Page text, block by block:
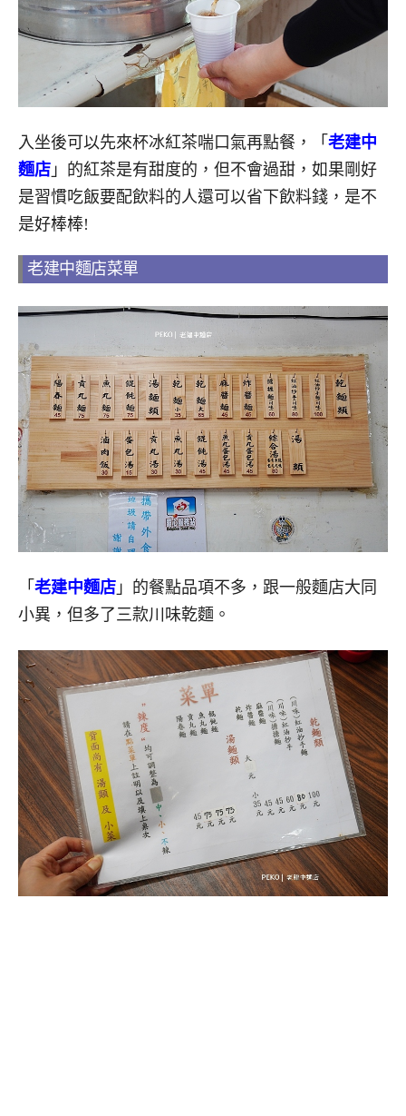
入坐後可以先來杯冰紅茶喘口氣再點餐，「 老建中
麵店 」的紅茶是有甜度的，但不會過甜，如果剛好
是習慣吃飯要配飲料的人還可以省下飲料錢，是不
是好棒棒!
老建中麵店菜單
「 老建中麵店 」的餐點品項不多，跟一般麵店大同
小異，但多了三款川味乾麵。